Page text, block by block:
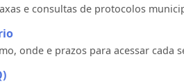
e consultas de protocolos
onde e prazos para acessar cada